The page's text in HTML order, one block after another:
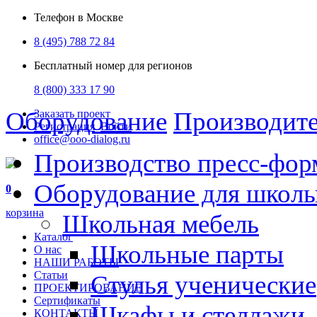
Телефон в Москве
8 (495) 788 72 84
Бесплатный номер для регионов
8 (800) 333 17 90
Заказать проект
Регистрация Войти
office@ooo-dialog.ru
0
корзина
Каталог
О нас
НАШИ РАБОТЫ
Статьи
ПРОЕКТИРОВАНИЕ
Сертификаты
КОНТАКТЫ
Оборудование
Производство пресс-
Оборудование для
Школьная мебель
Школьные парты
Стулья ученические